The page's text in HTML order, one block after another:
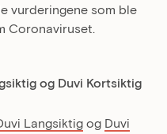
vurderingene som ble
Coronaviruset.
og Duvi Kortsiktig
Langsiktig og Duvi